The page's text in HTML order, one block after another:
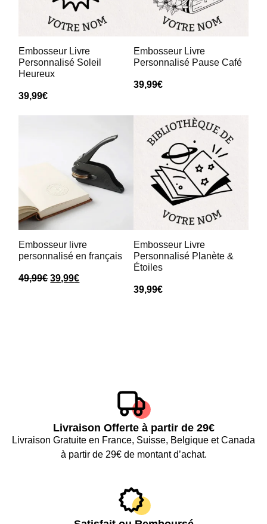
Embosseur Livre
Personnalisé Soleil
Heureux
39,99€
Embosseur Livre
Personnalisé Pause Café
39,99€
Embosseur livre
personnalisé en français
49,99€ 39,99€
Embosseur Livre
Personnalisé Planète &
Étoiles
39,99€
Livraison Offerte à partir de 29€
Livraison Gratuite en France, Suisse, Belgique et Canada
à partir de 29€ de montant d’achat.